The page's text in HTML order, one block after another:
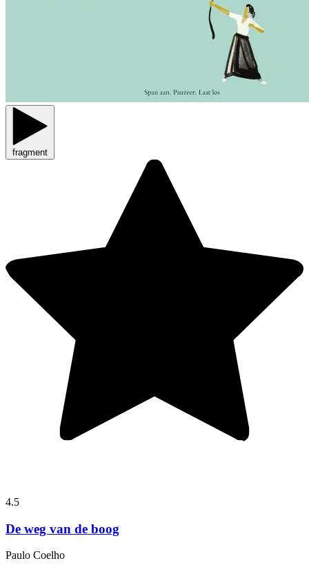
fragment
4.5
De weg van de boog
Paulo Coelho